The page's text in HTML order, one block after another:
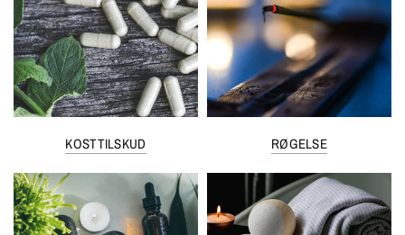
KOSTTILSKUD RØGELSE